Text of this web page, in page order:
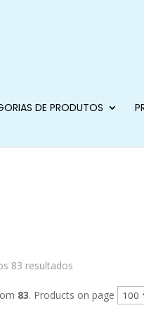
DE PRODUTOS
83 resultados
83. Products on page